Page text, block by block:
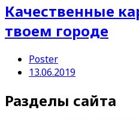
Качественные
твоем городе
Poster
13.06.2019
Разделы сайта